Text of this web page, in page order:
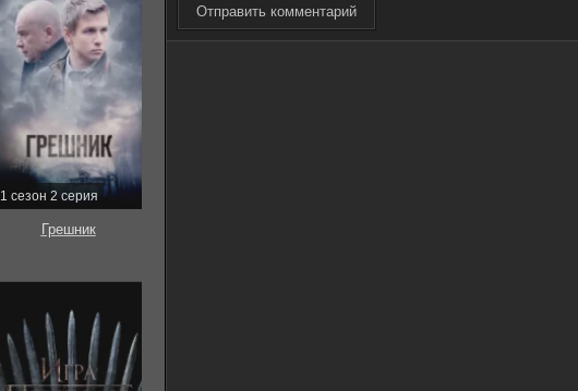
Отправить комментарий
1 сезон 2 серия
Грешник